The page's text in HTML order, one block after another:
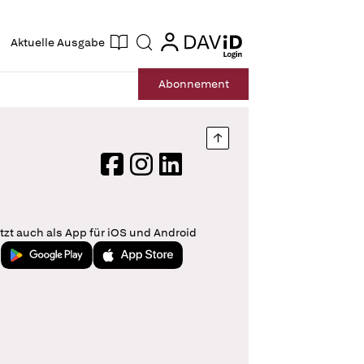
Aktuelle Ausgabe Suche login
login
Abonnement
Nach oben springen
FacebookInstagram
LinkedIn
auch als App für iOS und Android
Jetzt bei Google PlayLaden im App Store